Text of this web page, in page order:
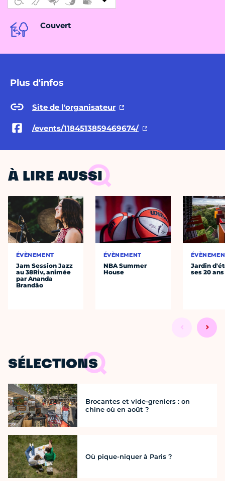
Couvert
Plus d'infos
Site de l'organisateur
/events/1184513859469674/
À LIRE AUSSI
ÉVÈNEMENT
Jam Session Jazz
au 38Riv, animée
par Ananda
Brandão
ÉVÈNEMENT
NBA Summer
House
Jardin
ses 20 ans
SÉLECTIONS
Brocantes et vide-greniers : on
chine où en août ?
Où pique-niquer à Paris ?